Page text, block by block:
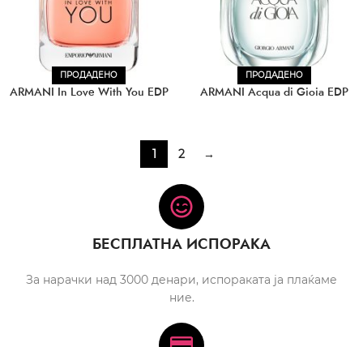
ПРОДАДЕНО
ARMANI In Love With You EDP
ПРОДАДЕНО
ARMANI Acqua di Gioia EDP
1 2 →
БЕСПЛАТНА ИСПОРАКА
За нарачки над 3000 денари, испораката ја плаќаме
ние.